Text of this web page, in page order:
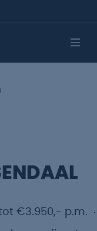
€3.950,- p.m.